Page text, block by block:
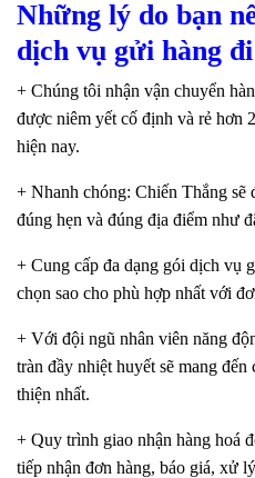
Những lý do bạn
dịch vụ gửi hàng
+ Chúng tôi nhận vận chuyển
được niêm yết cố định và rẻ hơn
hiện nay.
+ Nhanh chóng: Chiến Thắng sẽ
đúng hẹn và đúng địa điểm như
+ Cung cấp đa dạng gói dịch vụ
chọn sao cho phù hợp nhất với
+ Với đội ngũ nhân viên năng
tràn đầy nhiệt huyết sẽ mang
thiện nhất.
+ Quy trình giao nhận hàng hoá
tiếp nhận đơn hàng, báo giá, xử